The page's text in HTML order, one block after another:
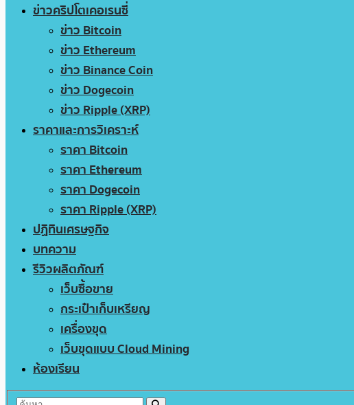
ข่าวคริปโตเคอเรนซี่
ข่าว Bitcoin
ข่าว Ethereum
ข่าว Binance Coin
ข่าว Dogecoin
ข่าว Ripple (XRP)
ราคาและการวิเคราะห์
ราคา Bitcoin
ราคา Ethereum
ราคา Dogecoin
ราคา Ripple (XRP)
ปฏิทินเศรษฐกิจ
บทความ
รีวิวผลิตภัณฑ์
เว็บซื้อขาย
กระเป๋าเก็บเหรียญ
เครื่องขุด
เว็บขุดแบบ Cloud Mining
ห้องเรียน